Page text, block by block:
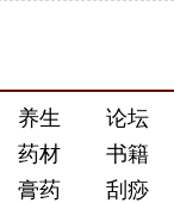
养生
论坛
药材
书籍
膏药 刮痧